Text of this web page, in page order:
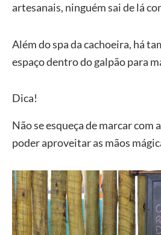
artesanais, ninguém sai de lá
Além do spa da cachoeira, há
espaço dentro do galpão para
Dica!
Não se esqueça de marcar com
poder aproveitar as mãos